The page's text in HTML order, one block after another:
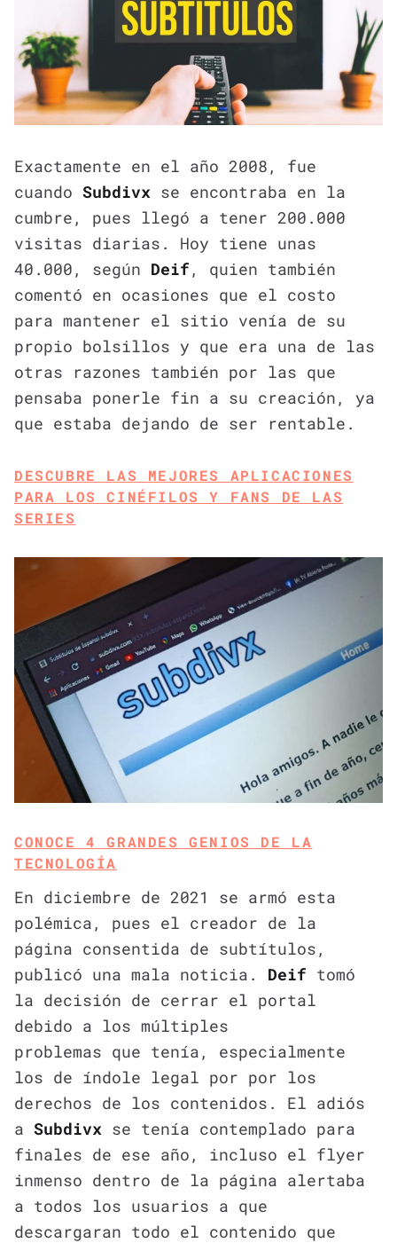
Exactamente en el año 2008, fue
cuando Subdivx se encontraba en la
cumbre, pues llegó a tener 200.000
visitas diarias. Hoy tiene unas
40.000, según Deif , quien también
comentó en ocasiones que el costo
para mantener el sitio venía de su
propio bolsillos y que era una de las
otras razones también por las que
pensaba ponerle fin a su creación, ya
que estaba dejando de ser rentable.
DESCUBRE LAS MEJORES APLICACIONES
PARA LOS CINÉFILOS Y FANS DE LAS
SERIES
CONOCE 4 GRANDES GENIOS DE LA
TECNOLOGÍA
En diciembre de 2021 se armó esta
polémica, pues el creador de la
página consentida de subtítulos,
publicó una mala noticia. Deif tomó
la decisión de cerrar el portal
debido a los múltiples
problemas que tenía, especialmente
los de índole legal por por los
derechos de los contenidos. El adiós
a Subdivx se tenía contemplado para
finales de ese año, incluso el flyer
inmenso dentro de la página alertaba
a todos los usuarios a que
descargaran todo el contenido que